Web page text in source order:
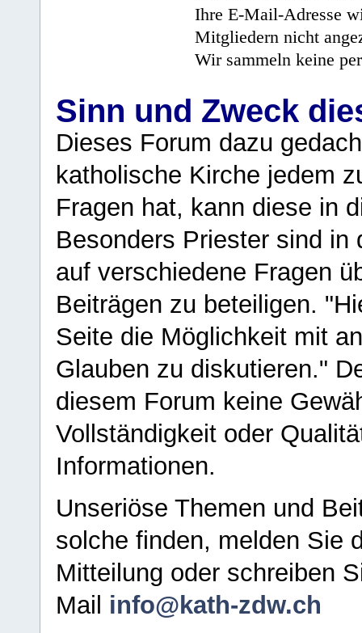
Ihre E-Mail-Adresse
Mitgliedern nicht
Wir sammeln keine
Sinn und Zweck
Dieses Forum dazu
katholische Kirche jedem
Fragen hat, kann diese in
Besonders Priester sind in
auf verschiedene Fragen
Beiträgen zu beteiligen.
Seite die Möglichkeit mit
Glauben zu diskutieren."
diesem Forum keine
Vollständigkeit oder
Informationen.
Unseriöse Themen und
solche finden, melden Sie
Mitteilung oder schreiben
Mail info@kath-zdw.ch